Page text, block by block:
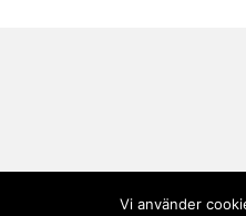
Vi använder